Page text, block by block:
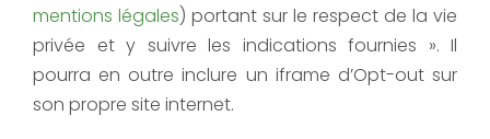
mentions légales) portant sur le respect de la vie
privée et y suivre les indications fournies ». Il
pourra en outre inclure un iframe d’Opt-out sur
son propre site internet.